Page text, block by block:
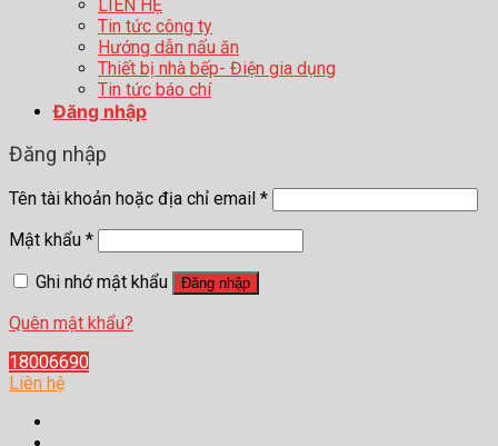
LIÊN HỆ
Tin tức công ty
Hướng dẫn nấu ăn
Thiết bị nhà bếp- Điện gia dụng
Tin tức báo chí
Đăng nhập
Đăng nhập
Tên tài khoản hoặc địa chỉ email *
Mật khẩu *
Ghi nhớ mật khẩu
Đăng nhập
Quên mật khẩu?
18006690
Liên hệ